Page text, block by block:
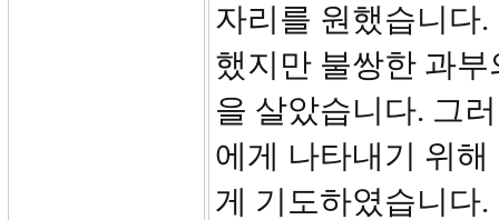
자리를 원했습니다
했지만 불쌍한 과
을 살았습니다. 그
에게 나타내기 위
게 기도하였습니다